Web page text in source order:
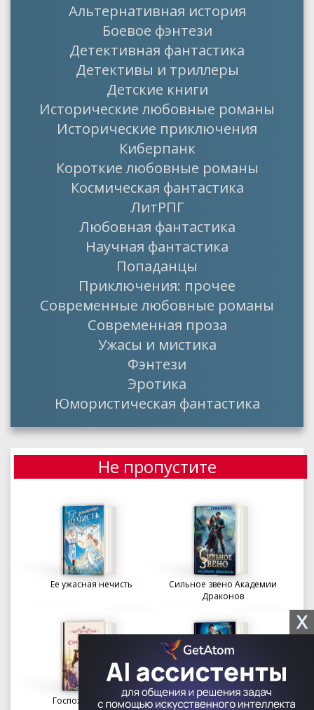
Альтернативная история
Боевое фэнтези
Детективная фантастика
Детективы и триллеры
Детские книги
Исторические любовные романы
Исторические приключения
Киберпанк
Короткие любовные романы
Космическая фантастика
ЛитРПГ
Любовная фантастика
Научная фантастика
Попаданцы
Приключения: прочее
Современные любовные романы
Современная проза
Ужасы и мистика
Фэнтези
Эротика
Юмористическая фантастика
Не пропустите
Ее ужасная нечисть
Сильное звено Академии
Драконов
Госпожа портниха
Осколки вечности в
X